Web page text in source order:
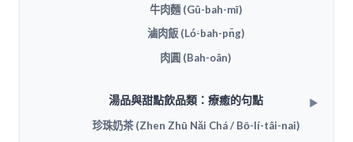
牛肉麵 (Gû-bah-mī)
滷肉飯 (Ló͘-bah-pn̄g)
肉圓 (Bah-oân)
湯品與甜點飲品類：療癒的句點
珍珠奶茶 (Zhen Zhū Nǎi Chá / Bō-lí-tâi-nai)